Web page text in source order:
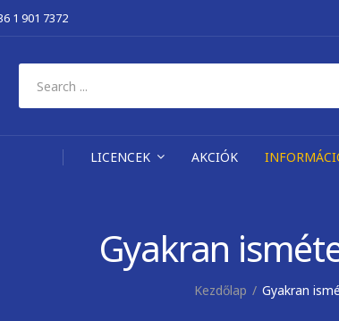
1 901 7372
LICENCEK AKCIÓK
Gyakran
Kezdőlap Gyakran